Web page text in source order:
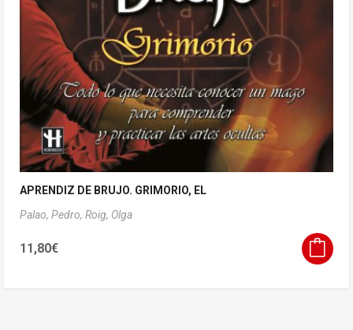
APRENDIZ DE BRUJO. GRIMORIO, EL
Palao, Pedro, Roig, Olga
11,80€